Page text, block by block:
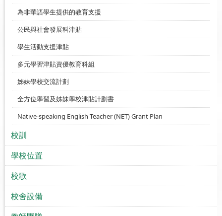
為非華語學生提供的教育支援
公民與社會發展科津貼
學生活動支援津貼
多元學習津貼資優教育科組
姊妹學校交流計劃
全方位學習及姊妹學校津貼計劃書
Native-speaking English Teacher (NET) Grant Plan
校訓
學校位置
校歌
校舍設備